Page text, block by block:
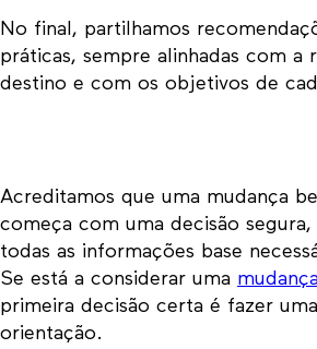
No final, partilhamos
práticas, sempre alinhadas com a
destino e com os objetivos de
Acreditamos que uma mudança
começa com uma decisão
todas as informações base
Se está a considerar uma
primeira decisão certa é fazer
orientação.